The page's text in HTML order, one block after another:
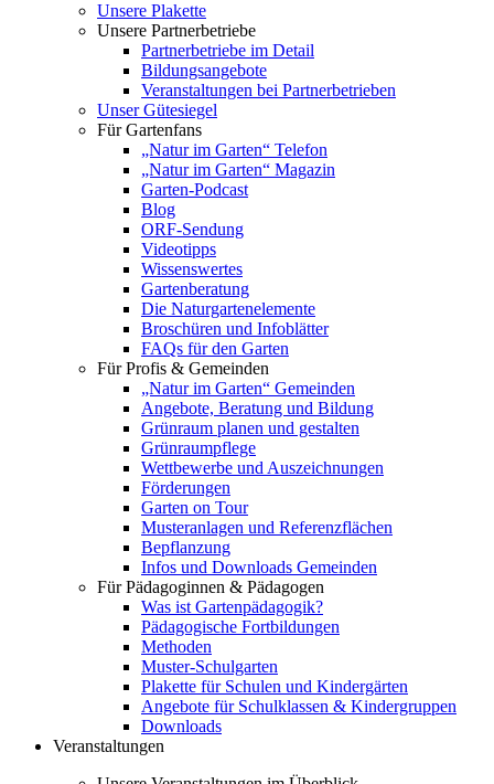
Unsere Plakette
Unsere Partnerbetriebe
Partnerbetriebe im Detail
Bildungsangebote
Veranstaltungen bei Partnerbetrieben
Unser Gütesiegel
Für Gartenfans
„Natur im Garten“ Telefon
„Natur im Garten“ Magazin
Garten-Podcast
Blog
ORF-Sendung
Videotipps
Wissenswertes
Gartenberatung
Die Naturgartenelemente
Broschüren und Infoblätter
FAQs für den Garten
Für Profis & Gemeinden
„Natur im Garten“ Gemeinden
Angebote, Beratung und Bildung
Grünraum planen und gestalten
Grünraumpflege
Wettbewerbe und Auszeichnungen
Förderungen
Garten on Tour
Musteranlagen und Referenzflächen
Bepflanzung
Infos und Downloads Gemeinden
Für Pädagoginnen & Pädagogen
Was ist Gartenpädagogik?
Pädagogische Fortbildungen
Methoden
Muster-Schulgarten
Plakette für Schulen und Kindergärten
Angebote für Schulklassen & Kindergruppen
Downloads
Veranstaltungen